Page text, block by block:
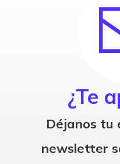
¿Te
Déjanos tu
newsletter